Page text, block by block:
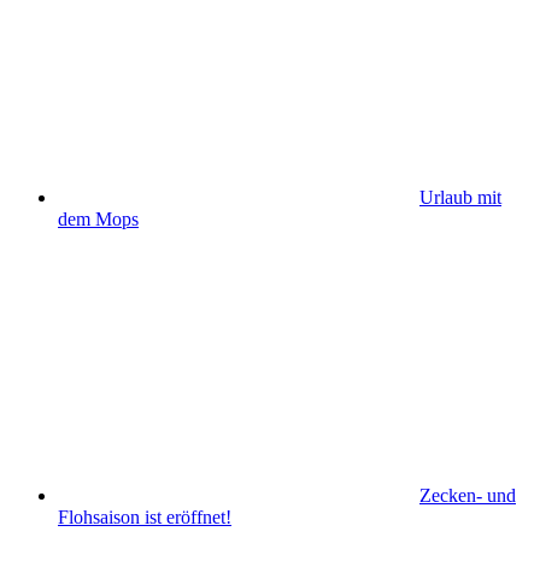
Urlaub mit
dem Mops
Zecken- und
Flohsaison ist eröffnet!